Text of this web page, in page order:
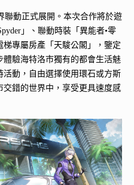
動正式展開。本次合作將於遊
」、聯動時裝「異能者•零
專屬房產「天駿公閣」，鑒定
體驗海特洛市獨有的都會生活魅
動，自由選擇使用環石或方斯
錯的世界中，享受更具速度感